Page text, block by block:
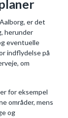
er det
herunder
eventuelle
indflydelse på
om
for eksempel
områder, mens
og